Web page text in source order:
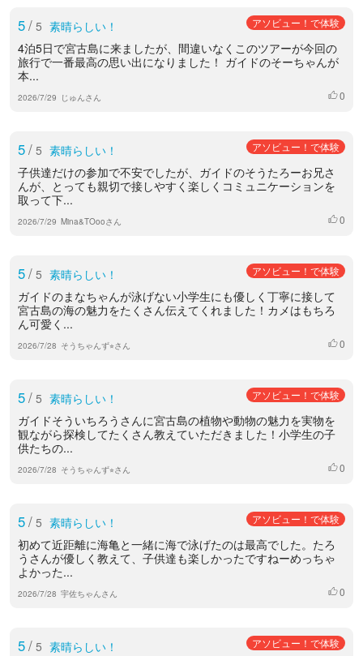
5/ 5 素晴らしい！ アソビュー！で体験
4泊5日で宮古島に来ましたが、間違いなくこのツアーが今回の
旅行で一番最高の思い出になりました！ ガイドのそーちゃんが
本...
2026/7/29 じゅんさん いいね
0
5/ 5 素晴らしい！ アソビュー！で体験
子供達だけの参加で不安でしたが、ガイドのそうたろーお兄さ
んが、とっても親切で接しやすく楽しくコミュニケーションを
取って下...
2026/7/29 Mina&TOooさん いいね
0
5/ 5 素晴らしい！ アソビュー！で体験
ガイドのまなちゃんが泳げない小学生にも優しく丁寧に接して
宮古島の海の魅力をたくさん伝えてくれました！カメはもちろ
ん可愛く...
2026/7/28 そうちゃんず⭐︎さん いいね
0
5/ 5 素晴らしい！ アソビュー！で体験
ガイドそういちろうさんに宮古島の植物や動物の魅力を実物を
観ながら探検してたくさん教えていただきました！小学生の子
供たちの...
2026/7/28 そうちゃんず⭐︎さん いいね
0
5/ 5 素晴らしい！ アソビュー！で体験
初めて近距離に海亀と一緒に海で泳げたのは最高でした。たろ
うさんが優しく教えて、子供達も楽しかったですねーめっちゃ
よかった...
2026/7/28 宇佐ちゃんさん いいね
0
5/ 5 素晴らしい！ アソビュー！で体験